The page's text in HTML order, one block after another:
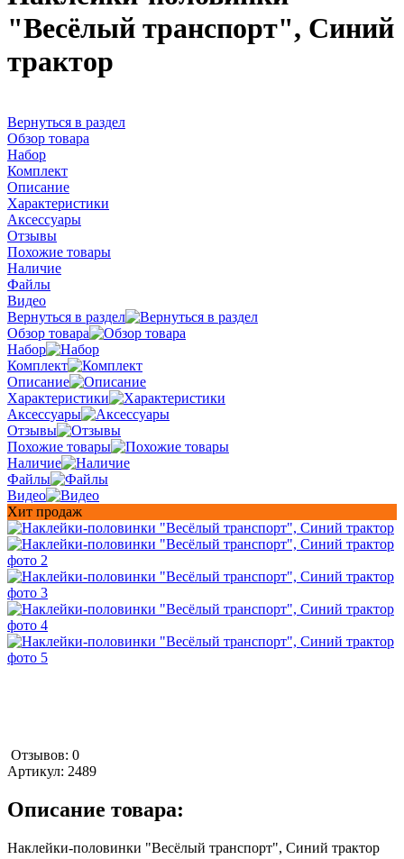
"Весёлый транспорт", Синий
трактор
Вернуться в раздел
Обзор товара
Набор
Комплект
Описание
Характеристики
Аксессуары
Отзывы
Похожие товары
Наличие
Файлы
Видео
Вернуться в раздел
Обзор товара
Набор
Комплект
Описание
Характеристики
Аксессуары
Отзывы
Похожие товары
Наличие
Файлы
Видео
Хит продаж
Отзывов: 0
Артикул: 2489
Описание товара:
Наклейки-половинки "Весёлый транспорт", Синий трактор